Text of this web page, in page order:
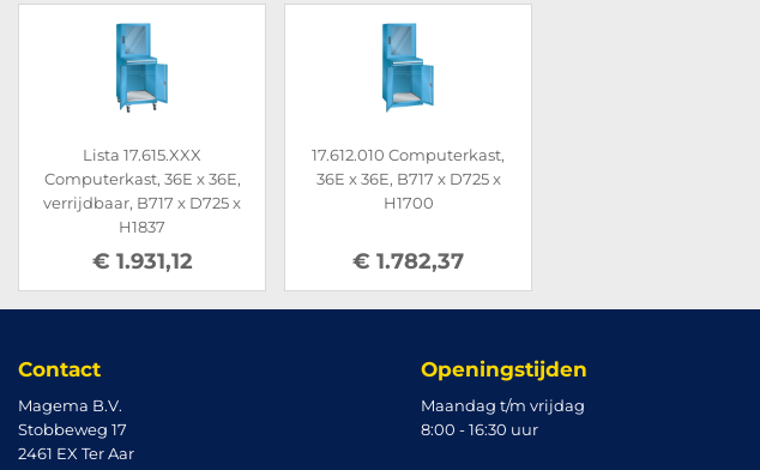
Lista 17.615.XXX
Computerkast, 36E x 36E,
verrijdbaar, B717 x D725 x
H1837
€ 1.931,12
17.612.010 Computerkast,
36E x 36E, B717 x D725 x
H1700
€ 1.782,37
Contact
Magema B.V.
Stobbeweg 17
2461 EX Ter Aar
Openingstijden
Maandag t/m vrijdag
8:00 - 16:30 uur